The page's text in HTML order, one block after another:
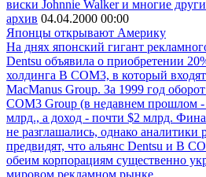
виски Johnnie Walker и многие
архив 04.04.2000 00:00
Японцы открывают Америку
На днях японский гигант
Dentsu объявила о приобретении
холдинга В СОМ3, в который
MacManus Group. За 1999 год
COM3 Group (в недавнем прошлом
млрд., а доход - почти $2 млрд.
не разглашались, однако аналитики
предвидят, что альянс Dentsu и B
обеим корпорациям существенно
мировом рекламном рынке.